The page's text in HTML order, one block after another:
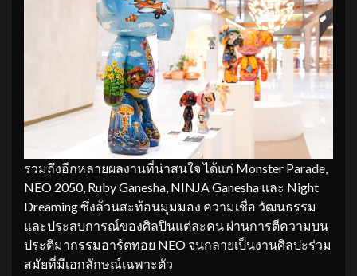
รวมถึงอีกหลายผลงานที่น่าสนใจ ได้แก่ Monster Parade,
NEO 2050, Ruby Ganesha, NINJA Ganesha และ Night
Dreaming ซึ่งล้วนสะท้อนมุมมอง ความเชื่อ วัฒนธรรม
และประสบการณ์ของศิลปินแต่ละคน ผ่านการตีความบน
ประติมากรรมอาร์ตทอย NEO จนกลายเป็นงานศิลปะร่วม
สมัยที่มีเอกลักษณ์เฉพาะตัว